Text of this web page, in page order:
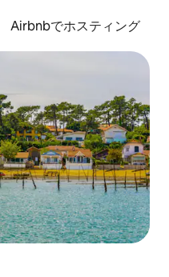
Airbnbでホスティング